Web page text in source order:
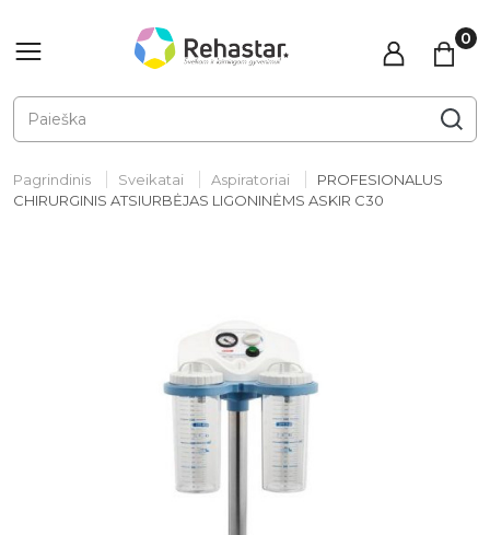
Pagrindinis Sveikatai Aspiratoriai
PROFESIONALUS
CHIRURGINIS ATSIURBĖJAS LIGONINĖMS ASKIR C30